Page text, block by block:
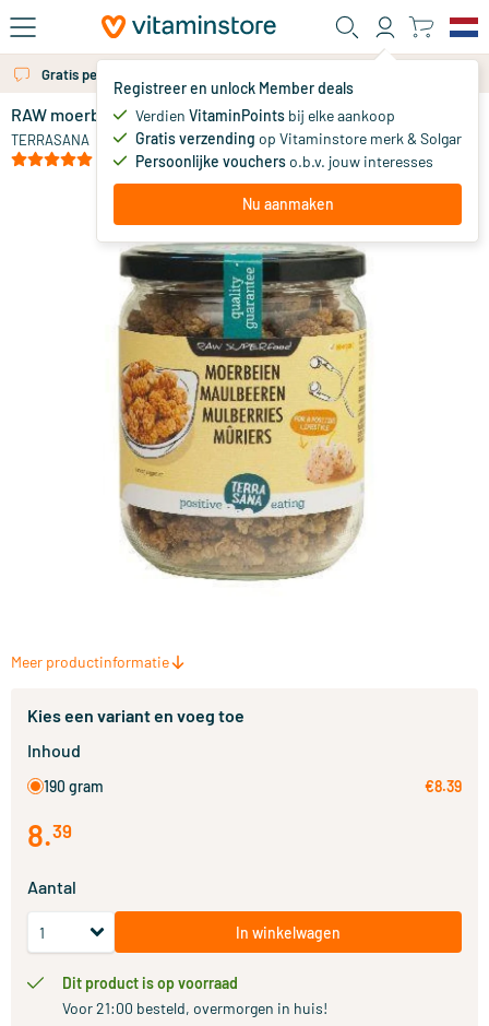
Ga naar de hoofdinhoud
Registreer en unlock Member deals
Verdien VitaminPoints bij elke aankoop
Gratis verzending op Vitaminstore merk & Solgar
Persoonlijke voucherso.b.v. jouw interesses
Nu aanmaken
Gratis persoonlijk advies via chat of email
RAW moerbei bessen wit in glas
TERRASANA
8.
Meer productinformatie
Kies een variant en voeg toe
Inhoud
190 gram €8.39
8.39
Aantal
In winkelwagen
Dit product is op voorraad
Voor 21:00 besteld, overmorgen in huis!